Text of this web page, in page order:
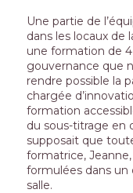
Une partie de
dans les locaux de
une formation de 4
gouvernance que
rendre possible la
chargée
formation
du sous-titrage en
supposait que
formatrice,
formulées dans un
salle.